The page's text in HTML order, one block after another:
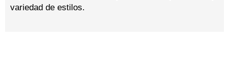
variedad de estilos.